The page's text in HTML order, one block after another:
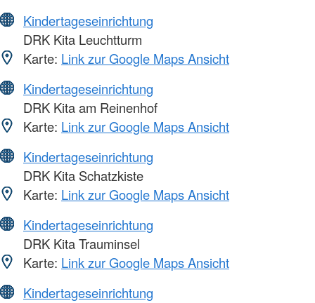
Kindertageseinrichtung
DRK Kita Leuchtturm
Karte: Link zur Google Maps Ansicht
Kindertageseinrichtung
DRK Kita am Reinenhof
Karte: Link zur Google Maps Ansicht
Kindertageseinrichtung
DRK Kita Schatzkiste
Karte: Link zur Google Maps Ansicht
Kindertageseinrichtung
DRK Kita Trauminsel
Karte: Link zur Google Maps Ansicht
Kindertageseinrichtung